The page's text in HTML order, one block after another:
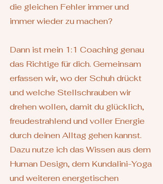
die gleichen Fehler immer und
immer wieder zu machen?
Dann ist mein 1:1 Coaching genau
das Richtige für dich. Gemeinsam
erfassen wir, wo der Schuh drückt
und welche Stellschrauben wir
drehen wollen, damit du glücklich,
freudestrahlend und voller Energie
durch deinen Alltag gehen kannst.
Dazu nutze ich das Wissen aus dem
Human Design, dem Kundalini-Yoga
und weiteren energetischen